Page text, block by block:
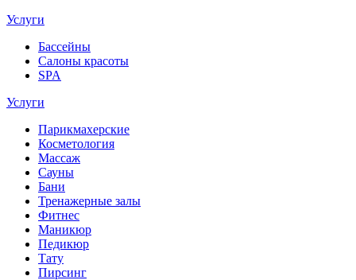
Услуги
Бассейны
Салоны красоты
SPA
Услуги
Парикмахерские
Косметология
Массаж
Сауны
Бани
Тренажерные залы
Фитнес
Маникюр
Педикюр
Тату
Пирсинг